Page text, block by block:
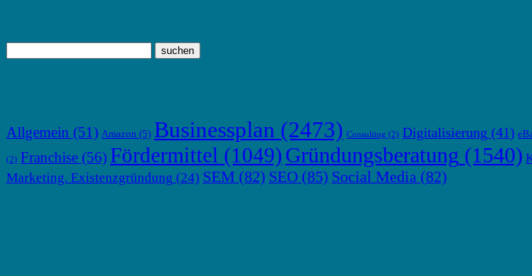
Allgemein (51) Amazon (5) Businessplan (2473) Consulting (2) Digitalisierung (41)
(2) Franchise (56) Fördermittel (1049) Gründungsberatung (1540)
Marketing. Existenzgründung (24) SEM (82) SEO (85) Social Media (82)